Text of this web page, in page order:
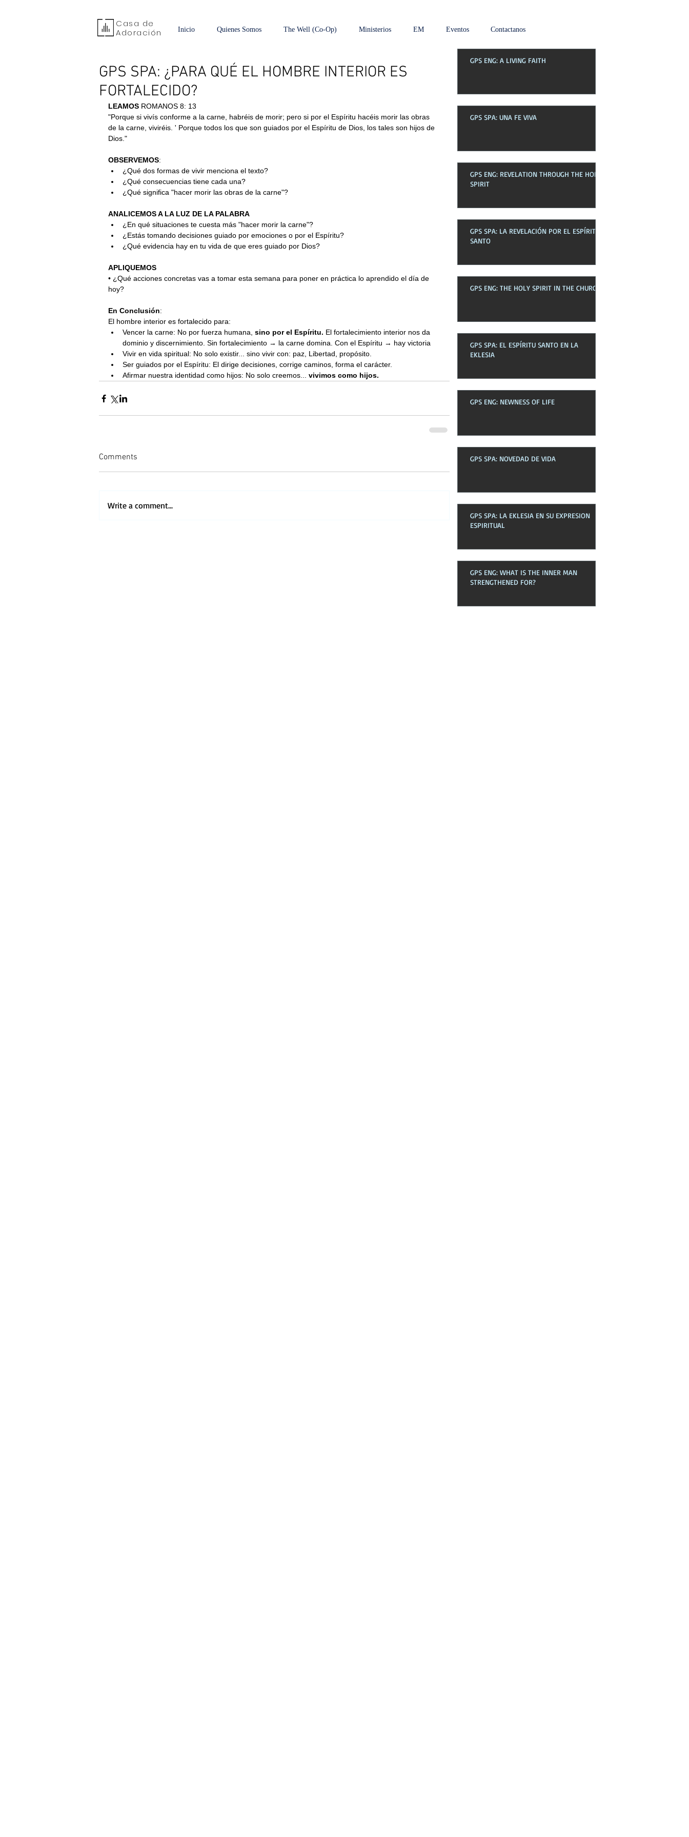
Casa de
Adoración
Inicio Quienes Somos The Well (Co-Op) Ministerios EM Eventos Contactanos
GPS SPA: ¿PARA QUÉ EL HOMBRE INTERIOR ES
FORTALECIDO?
LEAMOS ROMANOS 8: 13
"Porque si vivís conforme a la carne, habréis de morir; pero si por el Espíritu hacéis morir las obras
de la carne, viviréis. ' Porque todos los que son guiados por el Espíritu de Dios, los tales son hijos de
Dios."
OBSERVEMOS:
﻿﻿¿Qué dos formas de vivir menciona el texto?
﻿﻿¿Qué consecuencias tiene cada una?
﻿﻿¿Qué significa "hacer morir las obras de la carne"?
ANALICEMOS A LA LUZ DE LA PALABRA
﻿﻿¿En qué situaciones te cuesta más "hacer morir la carne"?
﻿﻿¿Estás tomando decisiones guiado por emociones o por el Espíritu?
﻿﻿¿Qué evidencia hay en tu vida de que eres guiado por Dios?
APLIQUEMOS
• ¿Qué acciones concretas vas a tomar esta semana para poner en práctica lo aprendido el día de
hoy?
En Conclusión:
El hombre interior es fortalecido para:
﻿﻿Vencer la carne: No por fuerza humana, sino por el Espíritu. El fortalecimiento interior nos da
dominio y discernimiento. Sin fortalecimiento → la carne domina. Con el Espíritu → hay victoria
﻿﻿Vivir en vida spiritual: No solo existir... sino vivir con: paz, Libertad, propósito.
﻿﻿Ser guiados por el Espíritu: El dirige decisiones, corrige caminos, forma el carácter.
﻿﻿Afirmar nuestra identidad como hijos: No solo creemos... vivimos como hijos.
Comments
Write a comment...
Boletines pasados
GPS ENG: A LIVING FAITH
GPS SPA: UNA FE VIVA
GPS ENG: REVELATION THROUGH THE HOLY
SPIRIT
GPS SPA: LA REVELACIÓN POR EL ESPÍRITU
SANTO
GPS ENG: THE HOLY SPIRIT IN THE CHURCH
GPS SPA: EL ESPÍRITU SANTO EN LA
EKLESIA
GPS ENG: NEWNESS OF LIFE
GPS SPA: NOVEDAD DE VIDA
GPS SPA: LA EKLESIA EN SU EXPRESION
ESPIRITUAL
GPS ENG: WHAT IS THE INNER MAN
STRENGTHENED FOR?